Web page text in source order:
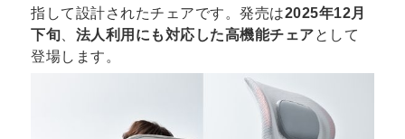
指して設計されたチェアです。発売は2025年12月
下旬
法人利用にも対応した高機能チェアとして
登場します。